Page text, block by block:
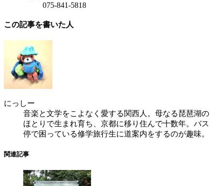
075-841-5818
この記事を書いた人
にっしー
音楽と文学をこよなく愛する関西人。母なる琵琶湖の
ほとりで生まれ育ち、京都に移り住んで十数年。バス
停で困っている修学旅行生に道案内をするのが趣味。
関連記事